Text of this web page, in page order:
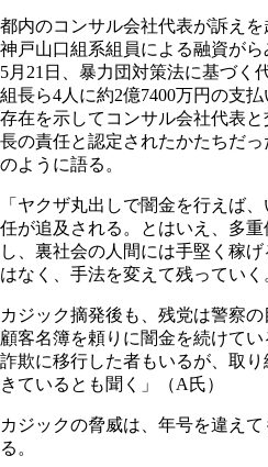
都内のコンサル会社代表が訴え
神戸山口組系組員による融資が
5月21日、暴力団対策法に基づく
組長ら4人に約2億7400万円の支
存在を示してコンサル会社代表
長の責任と認定されたかたちだ
のように語る。
「ヤクザ丸出しで闇金を行えば
任が追及される。とはいえ、多
し、裏社会の人間には手堅く稼
はなく、手法を変えて残っていく
カジック摘発後も、残党は警察
顧客名簿を頼りに闇金を続けて
詐欺に移行した者もいるが、取
きているとも聞く」（A氏）
カジックの脅威は、年号を違え
る。